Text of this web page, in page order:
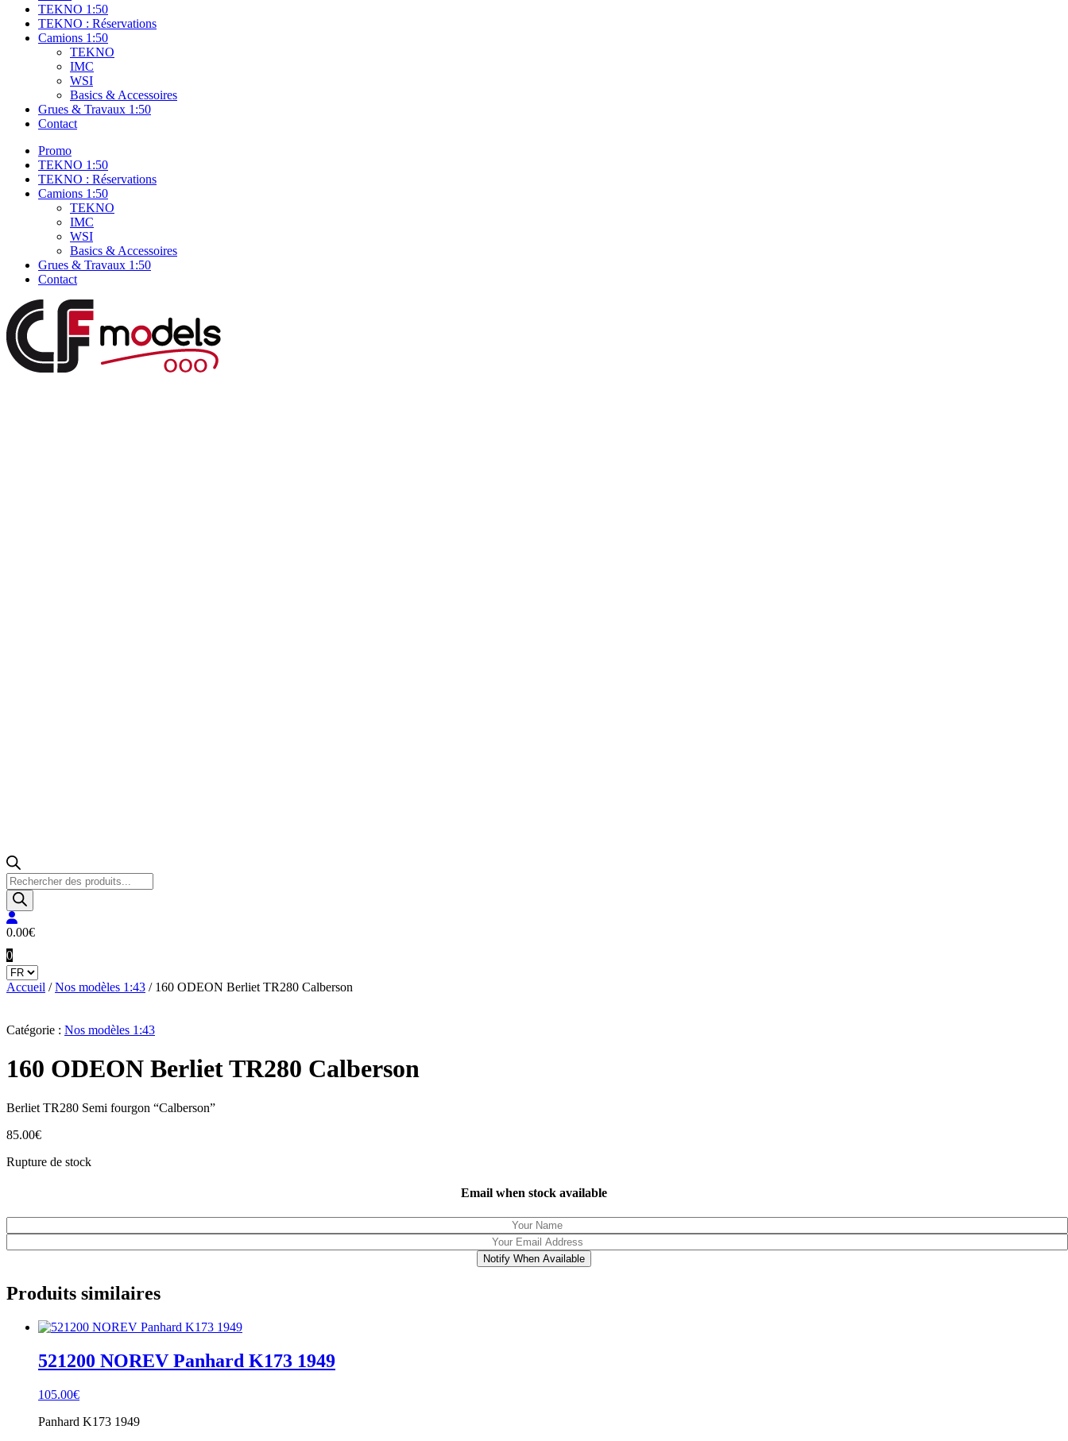
TEKNO 1:50
TEKNO : Réservations
Camions 1:50
TEKNO
IMC
WSI
Basics & Accessoires
Grues & Travaux 1:50
Contact
Promo
TEKNO 1:50
TEKNO : Réservations
Camions 1:50
TEKNO
IMC
WSI
Basics & Accessoires
Grues & Travaux 1:50
Contact
Recherche
de
produits
0.00€
0
Accueil /Nos modèles 1:43 / 160 ODEON Berliet TR280 Calberson
Catégorie : Nos modèles 1:43
160 ODEON Berliet TR280 Calberson
Berliet TR280 Semi fourgon “Calberson”
85.00€
Rupture de stock
Email when stock available
Notify When Available
Produits similaires
521200 NOREV Panhard K173 1949
105.00€
Panhard K173 1949